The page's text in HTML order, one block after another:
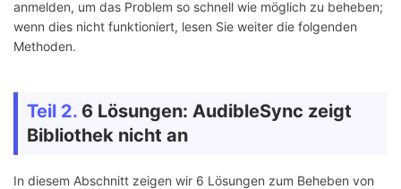
anmelden, um das Problem so schnell wie möglich zu beheben;
wenn dies nicht funktioniert, lesen Sie weiter die folgenden
Methoden.
Teil 2. 6 Lösungen: AudibleSync zeigt
Bibliothek nicht an
In diesem Abschnitt zeigen wir 6 Lösungen zum Beheben von